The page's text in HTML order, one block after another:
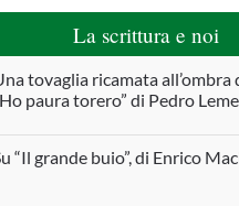
La scrittura e noi
tovaglia ricamata all’ombra
paura torero” di Pedro
“Il grande buio”, di Enrico